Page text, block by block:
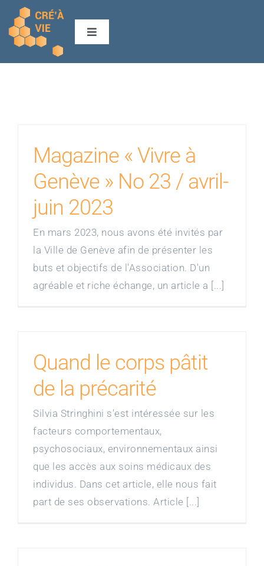
Passer
au
contenu
Navigation
bascule
Accueil
Calendrier
Actualités
Nous soutenir
Contact
Boutique
Magazine « Vivre à
Genève » No 23 / avril-
juin 2023
En mars 2023, nous avons été invités par
la Ville de Genève afin de présenter les
buts et objectifs de l'Association. D'un
agréable et riche échange, un article a [...]
Quand le corps pâtit
de la précarité
Silvia Stringhini s'est intéressée sur les
facteurs comportementaux,
psychosociaux, environnementaux ainsi
que les accès aux soins médicaux des
individus. Dans cet article, elle nous fait
part de ses observations. Article [...]